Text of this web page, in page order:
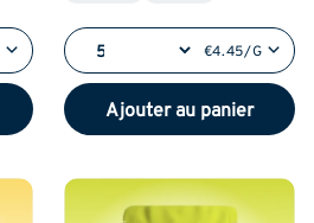
€4.45/G
Ajouter au panier